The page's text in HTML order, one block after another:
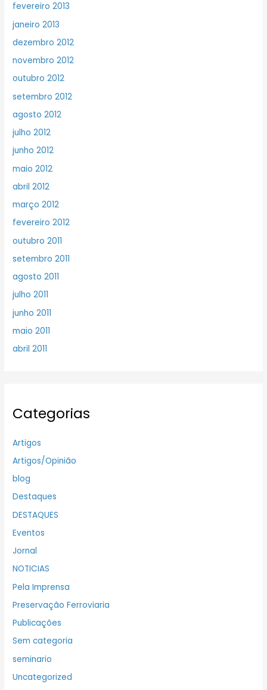
fevereiro 2013
janeiro 2013
dezembro 2012
novembro 2012
outubro 2012
setembro 2012
agosto 2012
julho 2012
junho 2012
maio 2012
abril 2012
março 2012
fevereiro 2012
outubro 2011
setembro 2011
agosto 2011
julho 2011
junho 2011
maio 2011
abril 2011
Categorias
Artigos
Artigos/Opinião
blog
Destaques
DESTAQUES
Eventos
Jornal
NOTICIAS
Pela Imprensa
Preservação Ferroviaria
Publicações
Sem categoria
seminario
Uncategorized